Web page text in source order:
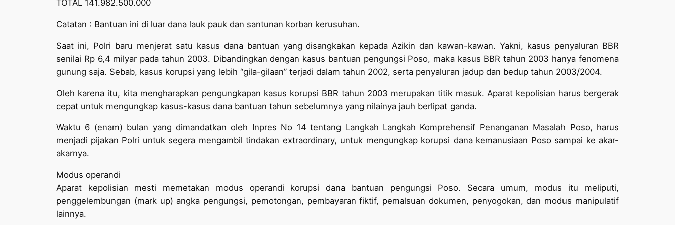
TOTAL 141.982.500.000
Catatan : Bantuan ini di luar dana lauk pauk dan santunan korban kerusuhan.
Saat ini, Polri baru menjerat satu kasus dana bantuan yang disangkakan kepada Azikin dan kawan-kawan. Yakni, kasus penyaluran BBR
senilai Rp 6,4 milyar pada tahun 2003. Dibandingkan dengan kasus bantuan pengungsi Poso, maka kasus BBR tahun 2003 hanya fenomena
gunung saja. Sebab, kasus korupsi yang lebih “gila-gilaan” terjadi dalam tahun 2002, serta penyaluran jadup dan bedup tahun 2003/2004.
Oleh karena itu, kita mengharapkan pengungkapan kasus korupsi BBR tahun 2003 merupakan titik masuk. Aparat kepolisian harus bergerak
cepat untuk mengungkap kasus-kasus dana bantuan tahun sebelumnya yang nilainya jauh berlipat ganda.
Waktu 6 (enam) bulan yang dimandatkan oleh Inpres No 14 tentang Langkah Langkah Komprehensif Penanganan Masalah Poso, harus
menjadi pijakan Polri untuk segera mengambil tindakan extraordinary, untuk mengungkap korupsi dana kemanusiaan Poso sampai ke akar-
akarnya.
Modus operandi
Aparat kepolisian mesti memetakan modus operandi korupsi dana bantuan pengungsi Poso. Secara umum, modus itu meliputi,
penggelembungan (mark up) angka pengungsi, pemotongan, pembayaran fiktif, pemalsuan dokumen, penyogokan, dan modus manipulatif
lainnya.